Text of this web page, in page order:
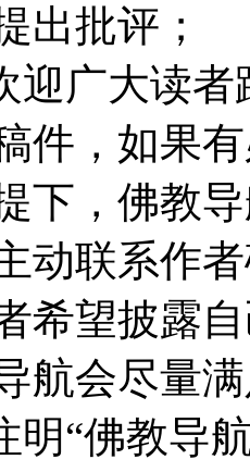
出批评；
迎广大读
件，如果
下，佛教
动联系作
希望披露
航会尽量
明“佛教导